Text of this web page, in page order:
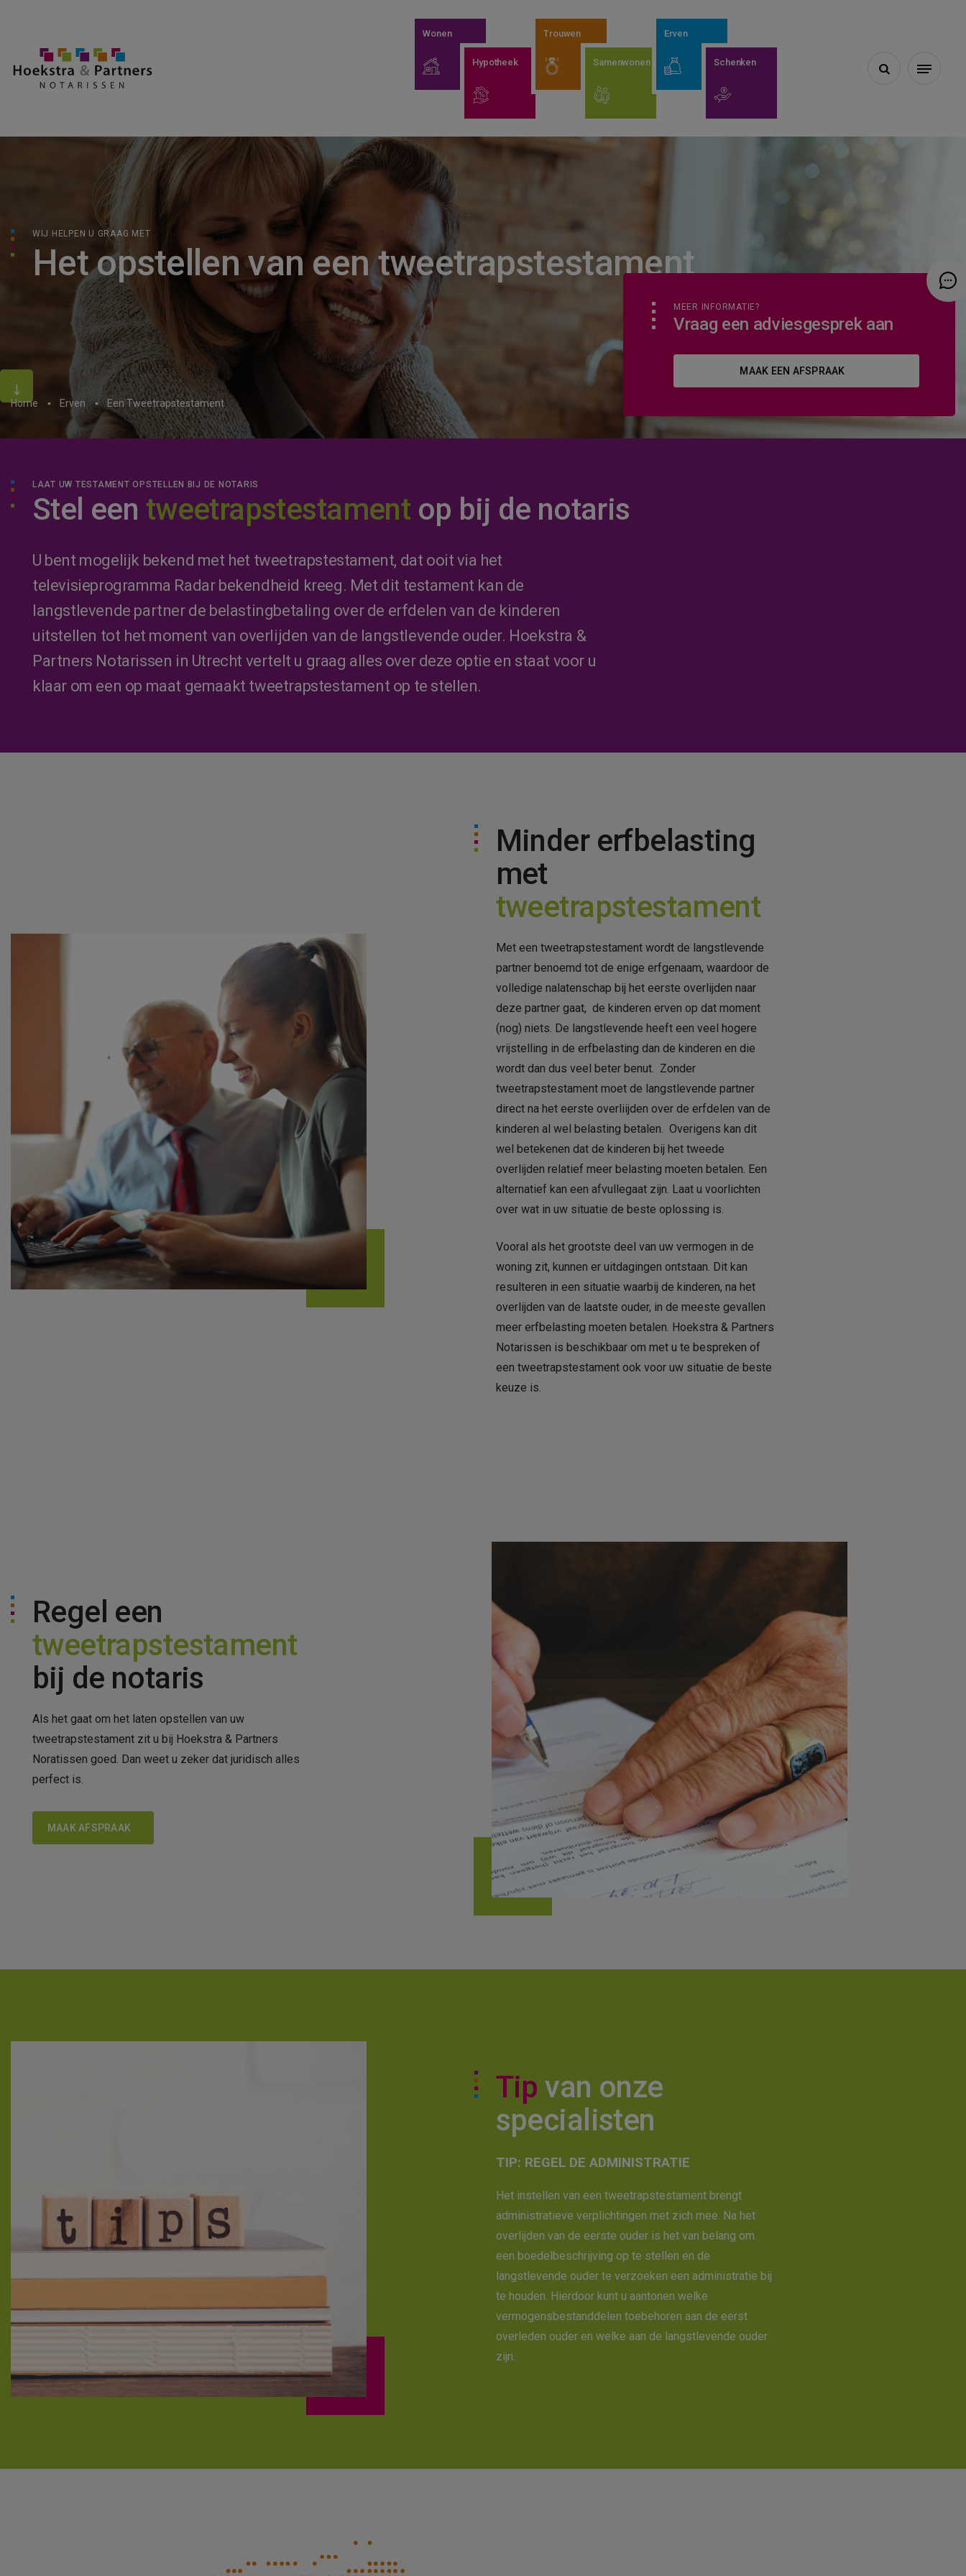
Wonen
Hypotheek
Trouwen
Samenwonen
Erven
Schenken

Hoe kunnen we je helpen?
ZOEKEN
WIJ HELPEN U GRAAG MET
Het opstellen van een tweetrapstestament
MEER INFORMATIE?
Vraag een adviesgesprek aan
MAAK EEN AFSPRAAK
Home Erven Een Tweetrapstestament
LAAT UW TESTAMENT OPSTELLEN BIJ DE NOTARIS
Stel een tweetrapstestament op bij de notaris
U bent mogelijk bekend met het tweetrapstestament, dat ooit via het
televisieprogramma Radar bekendheid kreeg. Met dit testament kan de
langstlevende partner de belastingbetaling over de erfdelen van de kinderen
uitstellen tot het moment van overlijden van de langstlevende ouder. Hoekstra &
Partners Notarissen in Utrecht vertelt u graag alles over deze optie en staat voor u
klaar om een op maat gemaakt tweetrapstestament op te stellen.
Minder erfbelasting
met
tweetrapstestament
Met een tweetrapstestament wordt de langstlevende
partner benoemd tot de enige erfgenaam, waardoor de
volledige nalatenschap bij het eerste overlijden naar
deze partner gaat, de kinderen erven op dat moment
(nog) niets. De langstlevende heeft een veel hogere
vrijstelling in de erfbelasting dan de kinderen en die
wordt dan dus veel beter benut. Zonder
tweetrapstestament moet de langstlevende partner
direct na het eerste overliijden over de erfdelen van de
kinderen al wel belasting betalen. Overigens kan dit
wel betekenen dat de kinderen bij het tweede
overlijden relatief meer belasting moeten betalen. Een
alternatief kan een afvullegaat zijn. Laat u voorlichten
over wat in uw situatie de beste oplossing is.
Vooral als het grootste deel van uw vermogen in de
woning zit, kunnen er uitdagingen ontstaan. Dit kan
resulteren in een situatie waarbij de kinderen, na het
overlijden van de laatste ouder, in de meeste gevallen
meer erfbelasting moeten betalen. Hoekstra & Partners
Notarissen is beschikbaar om met u te bespreken of
een tweetrapstestament ook voor uw situatie de beste
keuze is.
Regel een
tweetrapstestament
bij de notaris
Als het gaat om het laten opstellen van uw
tweetrapstestament zit u bij Hoekstra & Partners
Noratissen goed. Dan weet u zeker dat juridisch alles
perfect is.
MAAK AFSPRAAK
Tip van onze
specialisten
TIP: REGEL DE ADMINISTRATIE
Het instellen van een tweetrapstestament brengt
administratieve verplichtingen met zich mee. Na het
overlijden van de eerste ouder is het van belang om
een boedelbeschrijving op te stellen en de
langstlevende ouder te verzoeken een administratie bij
te houden. Hierdoor kunt u aantonen welke
vermogensbestanddelen toebehoren aan de eerst
overleden ouder en welke aan de langstlevende ouder
zijn.